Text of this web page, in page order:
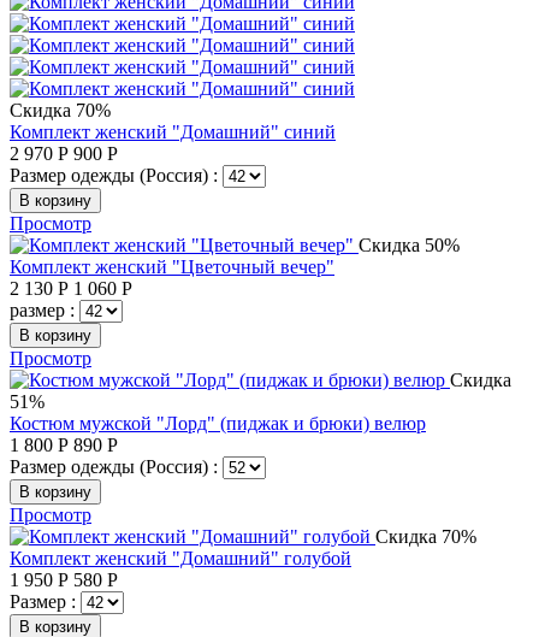
Скидка 70%
Комплект женский "Домашний" синий
2 970 Р 900 Р
Размер одежды (Россия) :
В корзину
Просмотр
Скидка 50%
Комплект женский "Цветочный вечер"
2 130 Р 1 060 Р
размер :
В корзину
Просмотр
Скидка
51%
Костюм мужской "Лорд" (пиджак и брюки) велюр
1 800 Р 890 Р
Размер одежды (Россия) :
В корзину
Просмотр
Скидка 70%
Комплект женский "Домашний" голубой
1 950 Р 580 Р
Размер :
В корзину